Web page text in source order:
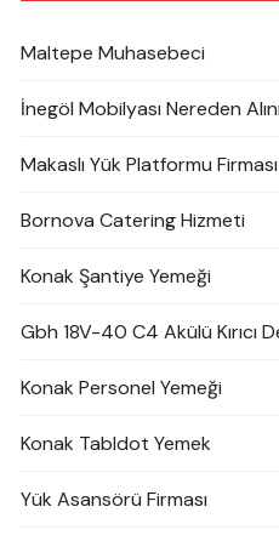
Maltepe Muhasebeci
İnegöl Mobilyası Nereden
Makaslı Yük Platformu Firması
Bornova Catering Hizmeti
Konak Şantiye Yemeği
Gbh 18V-40 C4 Akülü Kırıcı
Konak Personel Yemeği
Konak Tabldot Yemek
Yük Asansörü Firması